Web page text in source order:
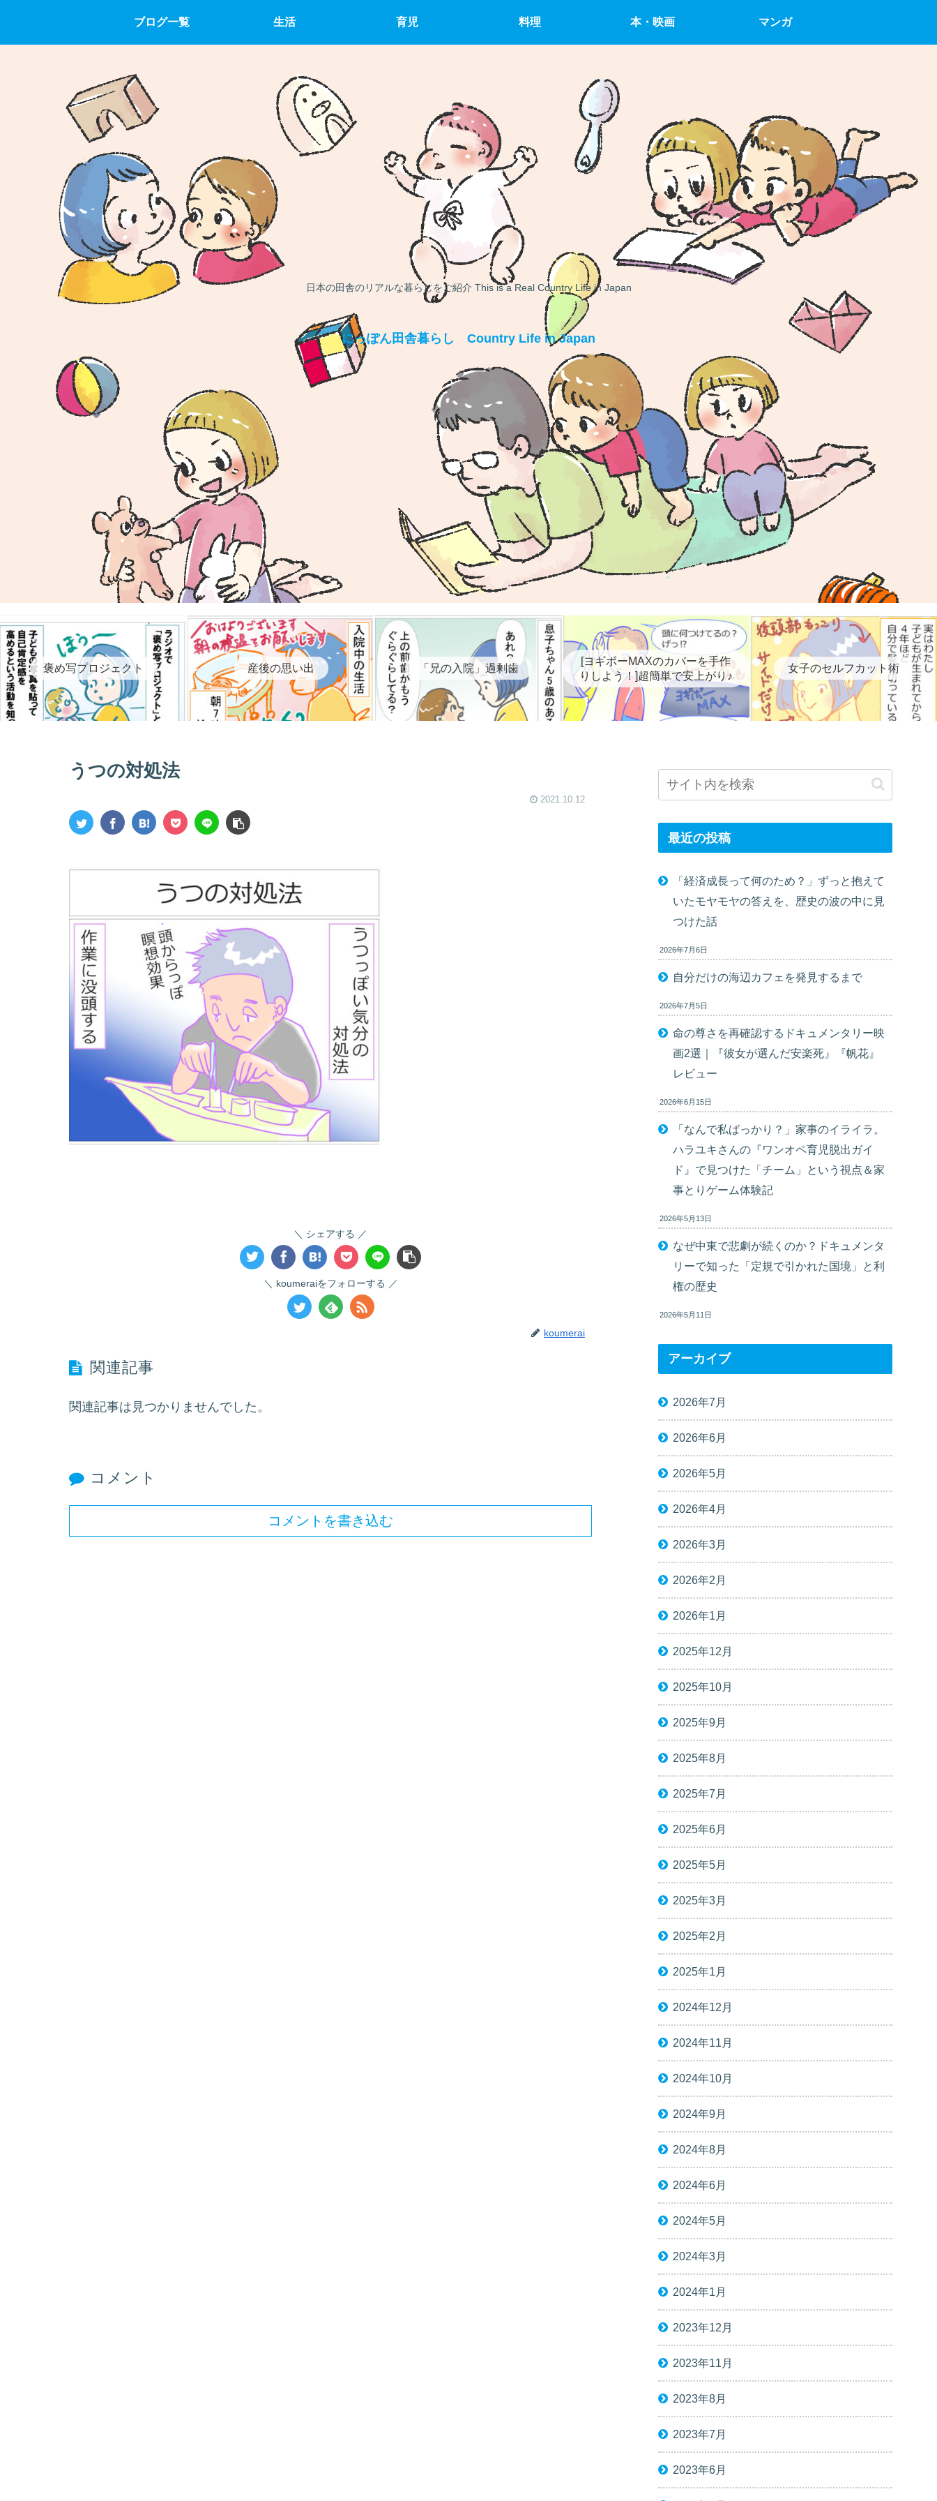
日本の田舎のリアルな暮らしをご紹介 This is a Real Country Life in Japan
にっぽん田舎暮らし Country Life in Japan
ブログ一覧 生活 育児 料理 本・映画 マンガ
褒め写プロジェクト 産後の思い出 「兄の入院」過剰歯
[ヨギボーMAXのカバーを手作
りしよう！]超簡単で安上がり♪
女子のセルフカット術
うつの対処法
2021.10.12
シェアする
koumeraiをフォローする
koumerai
関連記事
関連記事は見つかりませんでした。
コメント
コメントを書き込む
最近の投稿
「経済成長って何のため？」ずっと抱えて
いたモヤモヤの答えを、歴史の波の中に見
つけた話
2026年7月6日
自分だけの海辺カフェを発見するまで
2026年7月5日
命の尊さを再確認するドキュメンタリー映
画2選｜『彼女が選んだ安楽死』『帆花』
レビュー
2026年6月15日
「なんで私ばっかり？」家事のイライラ。
ハラユキさんの『ワンオペ育児脱出ガイ
ド』で見つけた「チーム」という視点＆家
事とりゲーム体験記
2026年5月13日
なぜ中東で悲劇が続くのか？ドキュメンタ
リーで知った「定規で引かれた国境」と利
権の歴史
2026年5月11日
アーカイブ
2026年7月
2026年6月
2026年5月
2026年4月
2026年3月
2026年2月
2026年1月
2025年12月
2025年10月
2025年9月
2025年8月
2025年7月
2025年6月
2025年5月
2025年3月
2025年2月
2025年1月
2024年12月
2024年11月
2024年10月
2024年9月
2024年8月
2024年6月
2024年5月
2024年3月
2024年1月
2023年12月
2023年11月
2023年8月
2023年7月
2023年6月